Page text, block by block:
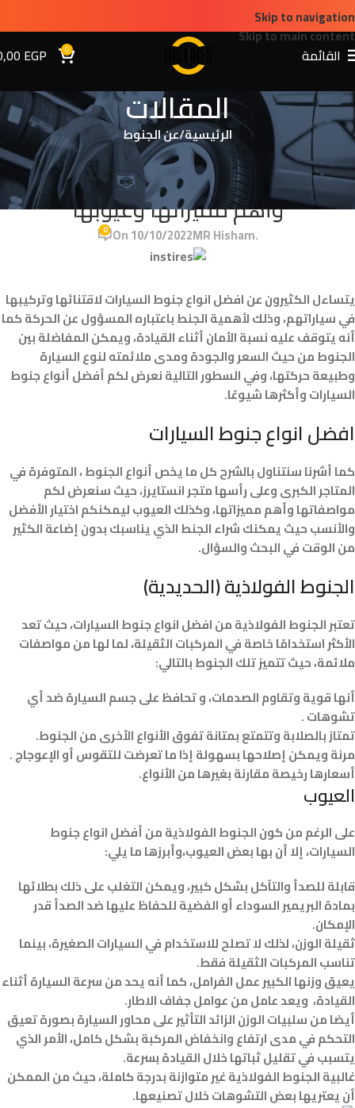
Skip to navigation
Skip to main content
القائمة 0
EGP
المقالات
الرئيسية عن الجنوط
عن الجنوط
تعرف على افضل انواع جنوط السيارات،
وأهم مميزاتها وعيوبها
.MR Hisham
On 10/10/2022
0
يتساءل الكثيرون عن افضل انواع جنوط السيارات لاقتنائها وتركيبها
في سياراتهم، وذلك لأهمية الجنط باعتباره المسؤول عن الحركة كما
أنه يتوقف عليه نسبة الأمان أثناء القيادة، ويمكن المفاضلة بين
الجنوط من حيث السعر والجودة ومدى ملائمته لنوع السيارة
وطبيعة حركتها، وفي السطور التالية نعرض لكم أفضل أنواع جنوط
السيارات وأكثرها شيوعًا.
افضل انواع جنوط السيارات
كما أشرنا سنتناول بالشرح كل ما يخص أنواع الجنوط ، المتوفرة في
المتاجر الكبرى وعلى رأسها متجر انستايرز، حيث سنعرض لكم
مواصفاتها وأهم مميزاتها، وكذلك العيوب ليمكنكم اختيار الأفضل
والأنسب حيث يمكنك شراء الجنط الذي يناسبك بدون إضاعة الكثير
من الوقت في البحث والسؤال.
الجنوط الفولاذية (الحديدية)
تعتبر الجنوط الفولاذية من افضل انواع جنوط السيارات، حيث تعد
الأكثر استخدامًا خاصة في المركبات الثقيلة، لما لها من مواصفات
ملائمة، حيث تتميز تلك الجنوط بالتالي:
أنها قوية وتقاوم الصدمات، و تحافظ على جسم السيارة ضد أي
تشوهات .
تمتاز بالصلابة وتتمتع بمتانة تفوق الأنواع الأخرى من الجنوط.
مرنة ويمكن إصلاحها بسهولة إذا ما تعرضت للتقوس أو الإعوجاج .
أسعارها رخيصة مقارنة بغيرها من الأنواع.
العيوب
على الرغم من كون الجنوط الفولاذية من أفضل انواع جنوط
السيارات، إلا أن بها بعض العيوب،وأبرزها ما يلي:
قابلة للصدأ والتآكل بشكل كبير، ويمكن التغلب على ذلك بطلائها
بمادة البريمير السوداء أو الفضية للحفاظ عليها ضد الصدأ قدر
الإمكان.
ثقيلة الوزن، لذلك لا تصلح للاستخدام في السيارات الصغيرة، بينما
تناسب المركبات الثقيلة فقط.
يعيق وزنها الكبير عمل الفرامل، كما أنه يحد من سرعة السيارة أثناء
القيادة، ويعد عامل من عوامل جفاف الاطار.
أيضا من سلبيات الوزن الزائد التأثير على محاور السيارة بصورة تعيق
التحكم في مدى ارتفاع وانخفاض المركبة بشكل كامل، الأمر الذي
يتسبب في تقليل ثباتها خلال القيادة بسرعة.
غالبية الجنوط الفولاذية غير متوازنة بدرجة كاملة، حيث من الممكن
أن يعتريها بعض التشوهات خلال تصنيعها.